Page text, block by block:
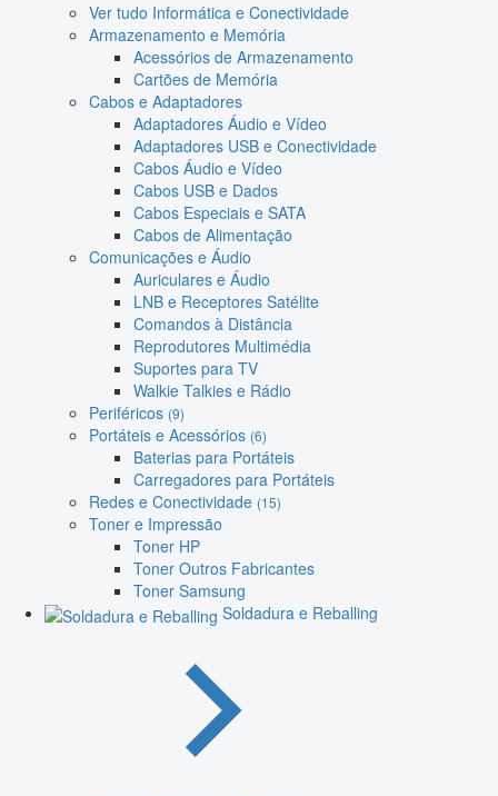
Ver tudo Informática e Conectividade
Armazenamento e Memória
Acessórios de Armazenamento
Cartões de Memória
Cabos e Adaptadores
Adaptadores Áudio e Vídeo
Adaptadores USB e Conectividade
Cabos Áudio e Vídeo
Cabos USB e Dados
Cabos Especiais e SATA
Cabos de Alimentação
Comunicações e Áudio
Auriculares e Áudio
LNB e Receptores Satélite
Comandos à Distância
Reprodutores Multimédia
Suportes para TV
Walkie Talkies e Rádio
Periféricos (9)
Portáteis e Acessórios (6)
Baterias para Portáteis
Carregadores para Portáteis
Redes e Conectividade (15)
Toner e Impressão
Toner HP
Toner Outros Fabricantes
Toner Samsung
Soldadura e Reballing